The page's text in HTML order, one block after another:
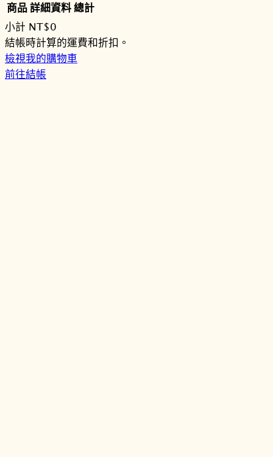
購
物
車
商品詳細資料總計
小計 NT$0
結帳時計算的運費和折扣。
檢視我的購物車
前往結帳